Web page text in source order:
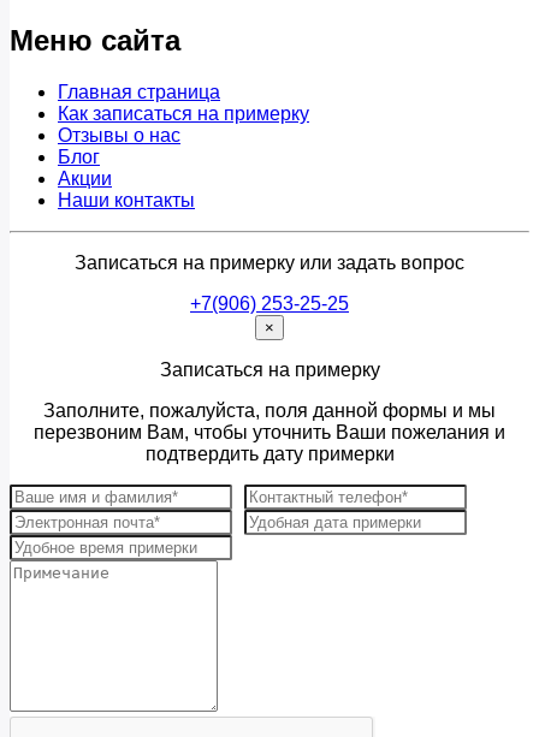
Меню сайта
Главная страница
Как записаться на примерку
Отзывы о нас
Блог
Акции
Наши контакты
Записаться на примерку или задать вопрос
+7(906) 253-25-25
×
Записаться на примерку
Заполните, пожалуйста, поля данной формы и мы
перезвоним Вам, чтобы уточнить Ваши пожелания и
подтвердить дату примерки